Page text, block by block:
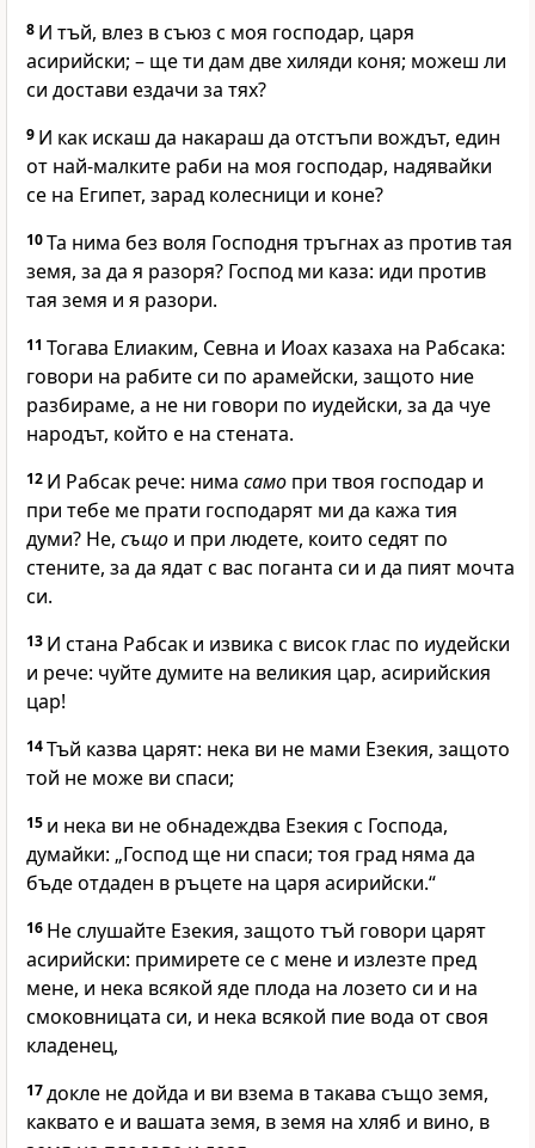
8 И тъй, влез в съюз с моя господар, царя
асирийски; – ще ти дам две хиляди коня; можеш ли
си достави ездачи за тях?
9 И как искаш да накараш да отстъпи вождът, един
от най-малките раби на моя господар, надявайки
се на Египет, зарад колесници и коне?
10Та нима без воля Господня тръгнах аз против тая
земя, за да я разоря? Господ ми каза: иди против
тая земя и я разори.
11 Тогава Елиаким, Севна и Иоах казаха на Рабсака:
говори на рабите си по арамейски, защото ние
разбираме, а не ни говори по иудейски, за да чуе
народът, който е на стената.
12 И Рабсак рече: нима само при твоя господар и
при тебе ме прати господарят ми да кажа тия
думи? Не, също и при людете, които седят по
стените, за да ядат с вас поганта си и да пият мочта
си.
13 И стана Рабсак и извика с висок глас по иудейски
и рече: чуйте думите на великия цар, асирийския
цар!
14Тъй казва царят: нека ви не мами Езекия, защото
той не може ви спаси;
15 и нека ви не обнадеждва Езекия с Господа,
думайки: „Господ ще ни спаси; тоя град няма да
бъде отдаден в ръцете на царя асирийски.“
16 Не слушайте Езекия, защото тъй говори царят
асирийски: примирете се с мене и излезте пред
мене, и нека всякой яде плода на лозето си и на
смоковницата си, и нека всякой пие вода от своя
кладенец,
17докле не дойда и ви взема в такава също земя,
каквато е и вашата земя, в земя на хляб и вино, в